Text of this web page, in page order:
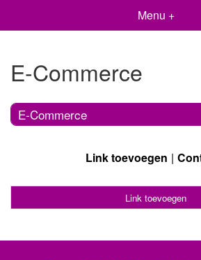
Menu +
E-Commerce
E-Commerce
Link toevoegen
Link toevoegen